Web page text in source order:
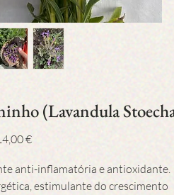
(Lavandula
€Preço
anti-inflamatória e antioxidante.
estimulante do crescimento